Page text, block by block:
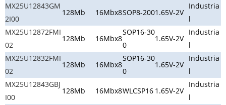
MX25U12843GM
2I00
128Mb 16Mbx8SOP8-2001.65V-2V
Industria
l
MX25U12872FMI
02
128Mb 16Mbx8
SOP16-30
0
1.65V-2V
Industria
l
MX25U12832FMI
02
128Mb 16Mbx8
SOP16-30
0
1.65V-2V
Industria
l
MX25U12843GBJ
I00
128Mb 16Mbx8WLCSP16 1.65V-2V
Industria
l